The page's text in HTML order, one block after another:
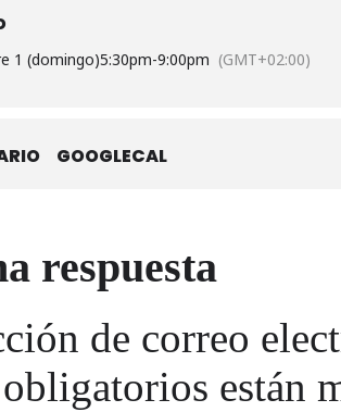
1 (domingo)5:30pm-9:00pm (GMT+02:00)
GOOGLECAL
respuesta
de correo
están